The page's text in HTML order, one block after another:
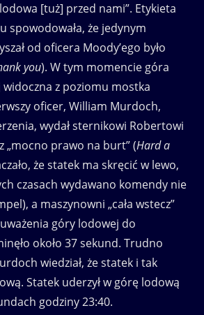
[tuż] przed nami”. Etykieta
spowodowała, że jedynym
od oficera Moody’ego było
you). W tym momencie góra
widoczna z poziomu mostka
oficer, William Murdoch,
wydał sternikowi Robertowi
„mocno prawo na burt” (Hard a
że statek ma skręcić w lewo,
czasach wydawano komendy nie
a maszynowni „cała wstecz”
góry lodowej do
około 37 sekund. Trudno
wiedział, że statek i tak
Statek uderzył w górę lodową
godziny 23:40.